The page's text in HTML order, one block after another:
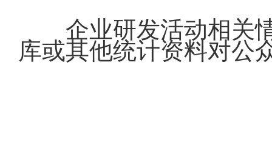
企业研发活动相关
库或其他统计资料对公